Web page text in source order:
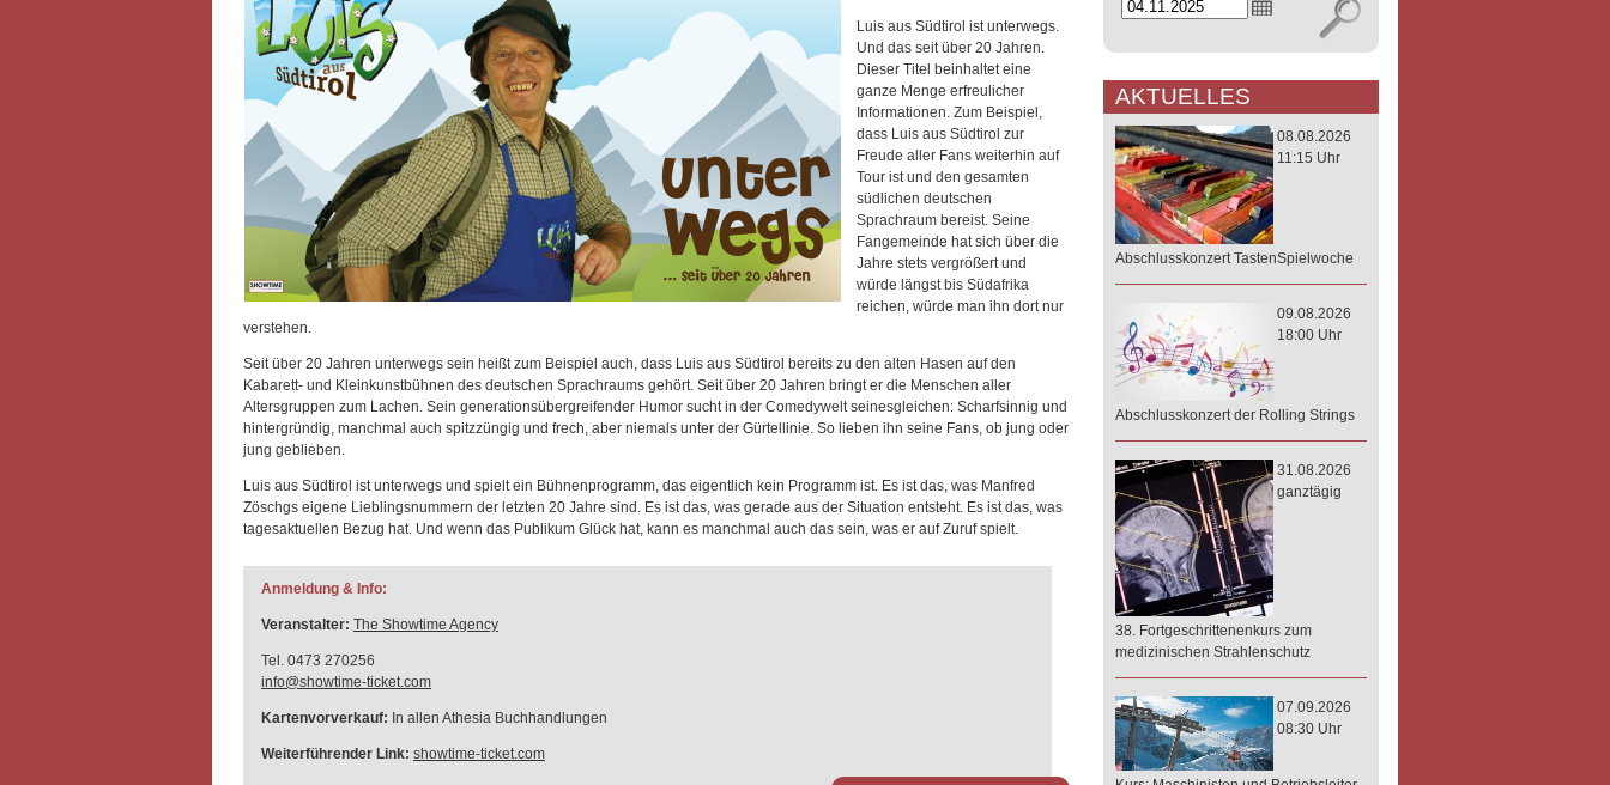
Luis aus Südtirol ist unterwegs.
Und das seit über 20 Jahren.
Dieser Titel beinhaltet eine
ganze Menge erfreulicher
Informationen. Zum Beispiel,
dass Luis aus Südtirol zur
Freude aller Fans weiterhin auf
Tour ist und den gesamten
südlichen deutschen
Sprachraum bereist. Seine
Fangemeinde hat sich über die
Jahre stets vergrößert und
würde längst bis Südafrika
reichen, würde man ihn dort nur
verstehen.
Seit über 20 Jahren unterwegs sein heißt zum Beispiel auch, dass Luis aus Südtirol bereits zu den alten Hasen auf den
Kabarett- und Kleinkunstbühnen des deutschen Sprachraums gehört. Seit über 20 Jahren bringt er die Menschen aller
Altersgruppen zum Lachen. Sein generationsübergreifender Humor sucht in der Comedywelt seinesgleichen: Scharfsinnig und
hintergründig, manchmal auch spitzzüngig und frech, aber niemals unter der Gürtellinie. So lieben ihn seine Fans, ob jung oder
jung geblieben.
Luis aus Südtirol ist unterwegs und spielt ein Bühnenprogramm, das eigentlich kein Programm ist. Es ist das, was Manfred
Zöschgs eigene Lieblingsnummern der letzten 20 Jahre sind. Es ist das, was gerade aus der Situation entsteht. Es ist das, was
tagesaktuellen Bezug hat. Und wenn das Publikum Glück hat, kann es manchmal auch das sein, was er auf Zuruf spielt.
Anmeldung & Info:
Veranstalter: The Showtime Agency
Tel. 0473 270256
info@showtime-ticket.com
Kartenvorverkauf: In allen Athesia Buchhandlungen
Weiterführender Link: showtime-ticket.com
AKTUELLES
08.08.2026
11:15 Uhr
Abschlusskonzert TastenSpielwoche
09.08.2026
18:00 Uhr
Abschlusskonzert der Rolling Strings
31.08.2026
ganztägig
38. Fortgeschrittenenkurs zum
medizinischen Strahlenschutz
07.09.2026
08:30 Uhr